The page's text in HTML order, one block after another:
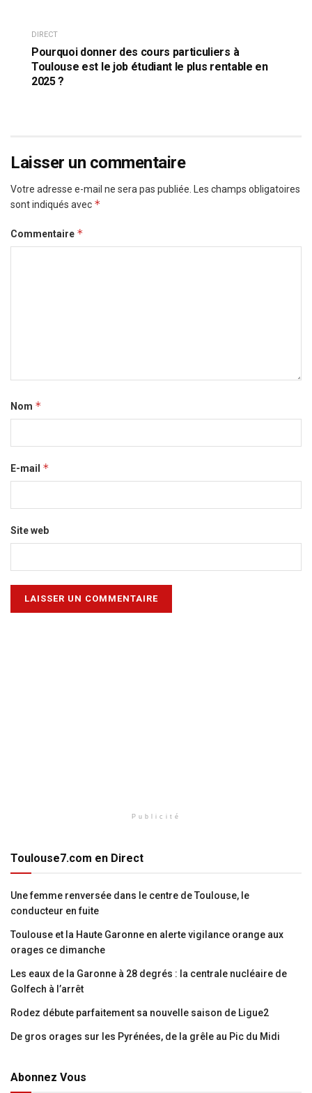
DIRECT
Pourquoi donner des cours particuliers à
Toulouse est le job étudiant le plus rentable en
2025 ?
Laisser un commentaire
Votre adresse e-mail ne sera pas publiée.
Les champs obligatoires
sont indiqués avec *
Commentaire *
Nom *
E-mail *
Site web
Publicité
Toulouse7.com en Direct
Une femme renversée dans le centre de Toulouse, le
conducteur en fuite
Toulouse et la Haute Garonne en alerte vigilance orange aux
orages ce dimanche
Les eaux de la Garonne à 28 degrés : la centrale nucléaire de
Golfech à l’arrêt
Rodez débute parfaitement sa nouvelle saison de Ligue2
De gros orages sur les Pyrénées, de la grêle au Pic du Midi
Abonnez Vous